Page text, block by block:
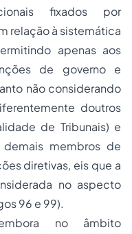
fixados por
relação à sistemática
apenas aos
de governo e
não considerando
doutros
de Tribunais) e
membros de
diretivas, eis que a
no aspecto
96 e 99).
no âmbito